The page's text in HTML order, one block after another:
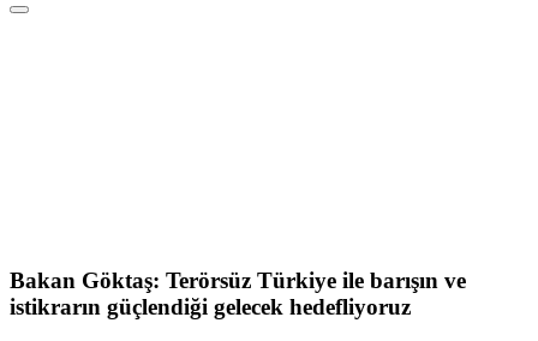
Bakan Göktaş: Terörsüz Türkiye ile barışın ve
istikrarın güçlendiği gelecek hedefliyoruz